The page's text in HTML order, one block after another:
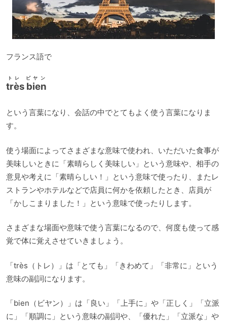
フランス語で
très bien
トレ ビヤン
という言葉になり、会話の中でとてもよく使う言葉になりま
す。
使う場面によってさまざまな意味で使われ、いただいた食事が
美味しいときに「素晴らしく美味しい」という意味や、相手の
意見や考えに「素晴らしい！」という意味で使ったり、またレ
ストランやホテルなどで店員に何かを依頼したとき、店員が
「かしこまりました！」という意味で使ったりします。
さまざまな場面や意味で使う言葉になるので、何度も使って感
覚で体に覚えさせていきましょう。
「très（トレ）」は「とても」「きわめて」「非常に」という
意味の副詞になります。
「bien（ビヤン）」は「良い」「上手に」や「正しく」「立派
に」「順調に」という意味の副詞や、「優れた」「立派な」や